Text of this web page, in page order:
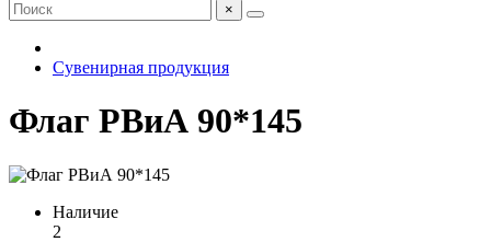
×
Сувенирная продукция
Флаг РВиА 90*145
Наличие
2